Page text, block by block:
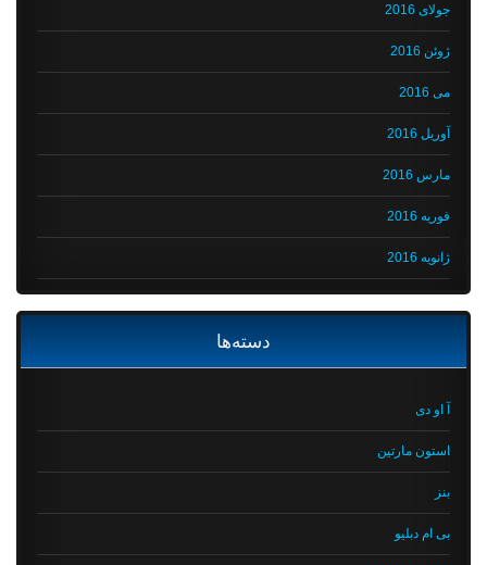
جولای 2016
ژوئن 2016
می 2016
آوریل 2016
مارس 2016
فوریه 2016
ژانویه 2016
دسته‌ها
آ او دی
استون مارتین
بی ام دبلیو